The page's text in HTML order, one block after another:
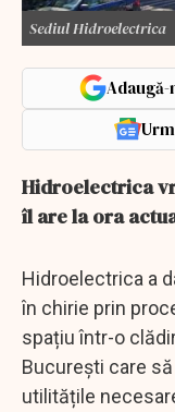
Sediul Hidroelectrica
Hidroelectrica
îl are la ora
Hidroelectrica a
în chirie prin
spațiu într-o
București care
utilitățile